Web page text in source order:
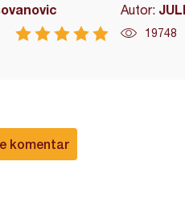
Autor:
19748
komentar